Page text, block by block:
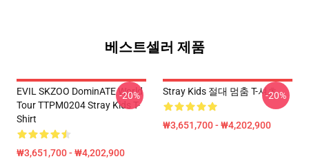
베스트셀러 제품
EVIL SKZOO DominATE World
Tour TTPM0204 Stray Kids T-
Shirt
₩3,651,700 - ₩4,202,900
-20% Stray Kids 절대 멈춤 T-셔츠
₩3,651,700 - ₩4,202,900
-20%